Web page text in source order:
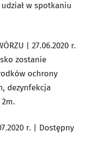
w spotkaniu
| 27.06.2020 r.
zostanie
ochrony
dezynfekcja
r. | Dostępny